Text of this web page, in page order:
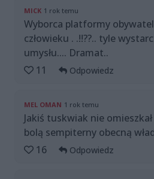
MICK 1 rok temu
Wyborca platformy
człowieku . .!!??.. tyle
umysłu.... Dramat..
11
Odpowiedz
MEL OMAN 1 rok temu
Jakiś tuskwiak nie
bolą sempiterny obecną
16
Odpowiedz